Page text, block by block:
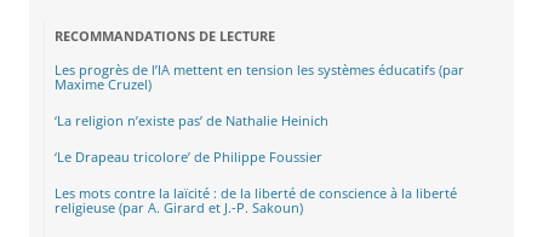
RECOMMANDATIONS DE LECTURE
Les progrès de l’IA mettent en tension les systèmes éducatifs (par
Maxime Cruzel)
‘La religion n’existe pas’ de Nathalie Heinich
‘Le Drapeau tricolore’ de Philippe Foussier
Les mots contre la laïcité : de la liberté de conscience à la liberté
religieuse (par A. Girard et J.-P. Sakoun)